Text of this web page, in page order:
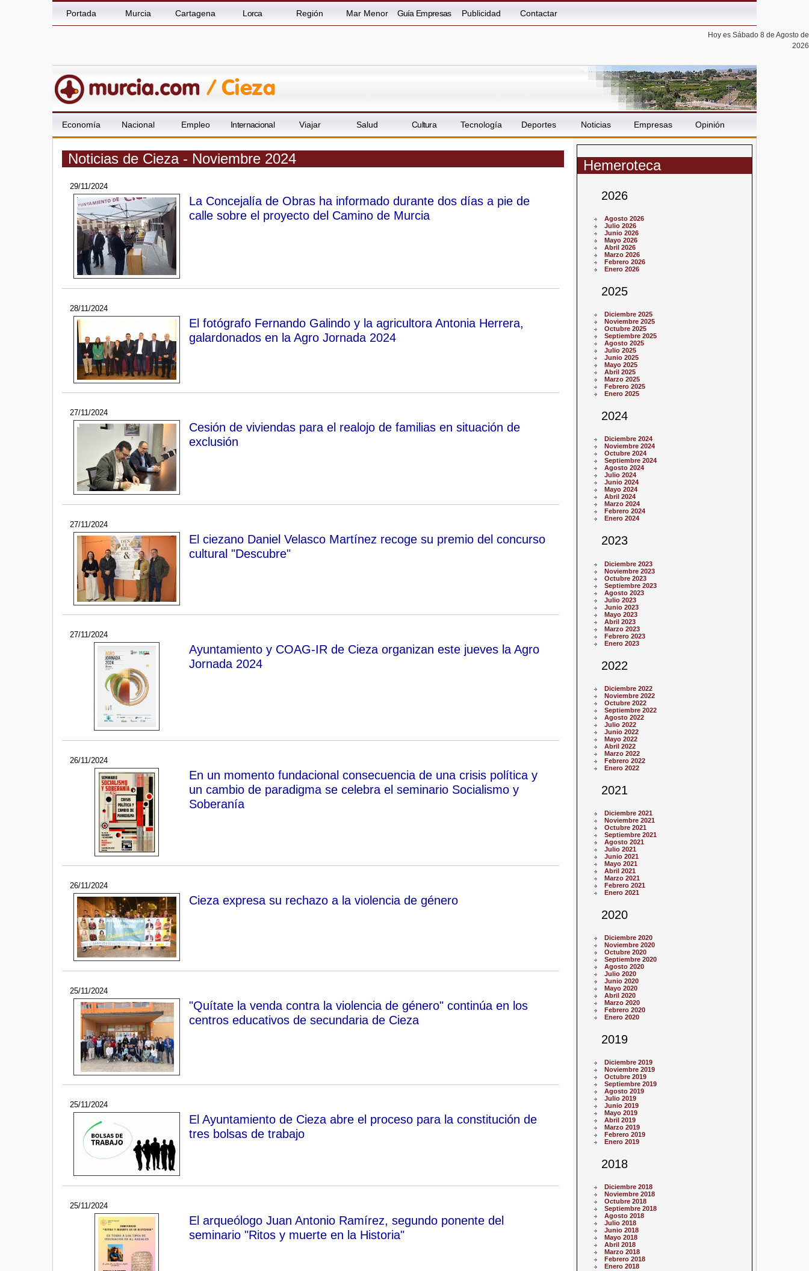
Portada Murcia Cartagena Lorca Región Mar Menor Guía Empresas Publicidad Contactar
Hoy es Sábado 8 de Agosto de
2026
Economía Nacional Empleo Internacional Viajar Salud Cultura Tecnología Deportes Noticias Empresas Opinión
Noticias de Cieza - Noviembre 2024
29/11/2024
La Concejalía de Obras ha informado durante dos días a pie de
calle sobre el proyecto del Camino de Murcia
28/11/2024
El fotógrafo Fernando Galindo y la agricultora Antonia Herrera,
galardonados en la Agro Jornada 2024
27/11/2024
Cesión de viviendas para el realojo de familias en situación de
exclusión
27/11/2024
El ciezano Daniel Velasco Martínez recoge su premio del concurso
cultural "Descubre"
27/11/2024
Ayuntamiento y COAG-IR de Cieza organizan este jueves la Agro
Jornada 2024
26/11/2024
En un momento fundacional consecuencia de una crisis política y
un cambio de paradigma se celebra el seminario Socialismo y
Soberanía
26/11/2024
Cieza expresa su rechazo a la violencia de género
25/11/2024
"Quítate la venda contra la violencia de género" continúa en los
centros educativos de secundaria de Cieza
25/11/2024
El Ayuntamiento de Cieza abre el proceso para la constitución de
tres bolsas de trabajo
25/11/2024
El arqueólogo Juan Antonio Ramírez, segundo ponente del
seminario "Ritos y muerte en la Historia"
Hemeroteca
2026
Agosto 2026
Julio 2026
Junio 2026
Mayo 2026
Abril 2026
Marzo 2026
Febrero 2026
Enero 2026
2025
Diciembre 2025
Noviembre 2025
Octubre 2025
Septiembre 2025
Agosto 2025
Julio 2025
Junio 2025
Mayo 2025
Abril 2025
Marzo 2025
Febrero 2025
Enero 2025
2024
Diciembre 2024
Noviembre 2024
Octubre 2024
Septiembre 2024
Agosto 2024
Julio 2024
Junio 2024
Mayo 2024
Abril 2024
Marzo 2024
Febrero 2024
Enero 2024
2023
Diciembre 2023
Noviembre 2023
Octubre 2023
Septiembre 2023
Agosto 2023
Julio 2023
Junio 2023
Mayo 2023
Abril 2023
Marzo 2023
Febrero 2023
Enero 2023
2022
Diciembre 2022
Noviembre 2022
Octubre 2022
Septiembre 2022
Agosto 2022
Julio 2022
Junio 2022
Mayo 2022
Abril 2022
Marzo 2022
Febrero 2022
Enero 2022
2021
Diciembre 2021
Noviembre 2021
Octubre 2021
Septiembre 2021
Agosto 2021
Julio 2021
Junio 2021
Mayo 2021
Abril 2021
Marzo 2021
Febrero 2021
Enero 2021
2020
Diciembre 2020
Noviembre 2020
Octubre 2020
Septiembre 2020
Agosto 2020
Julio 2020
Junio 2020
Mayo 2020
Abril 2020
Marzo 2020
Febrero 2020
Enero 2020
2019
Diciembre 2019
Noviembre 2019
Octubre 2019
Septiembre 2019
Agosto 2019
Julio 2019
Junio 2019
Mayo 2019
Abril 2019
Marzo 2019
Febrero 2019
Enero 2019
2018
Diciembre 2018
Noviembre 2018
Octubre 2018
Septiembre 2018
Agosto 2018
Julio 2018
Junio 2018
Mayo 2018
Abril 2018
Marzo 2018
Febrero 2018
Enero 2018